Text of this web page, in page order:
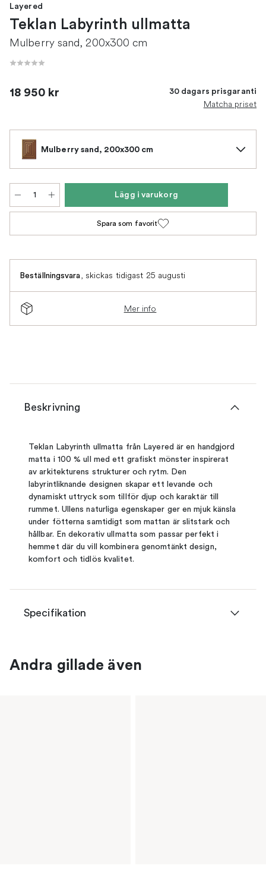
Layered
Teklan Labyrinth ullmatta
Mulberry sand, 200x300 cm
18 950 kr 30 dagars prisgaranti
Matcha priset
Mulberry sand, 200x300 cm
Lägg i varukorg
Spara som favorit
Beställningsvara, skickas tidigast 25 augusti
Mer info
Beskrivning
Teklan Labyrinth ullmatta från Layered är en handgjord
matta i 100 % ull med ett grafiskt mönster inspirerat
av arkitekturens strukturer och rytm. Den
labyrintliknande designen skapar ett levande och
dynamiskt uttryck som tillför djup och karaktär till
rummet. Ullens naturliga egenskaper ger en mjuk känsla
under fötterna samtidigt som mattan är slitstark och
hållbar. En dekorativ ullmatta som passar perfekt i
hemmet där du vill kombinera genomtänkt design,
komfort och tidlös kvalitet.
Specifikation
Andra gillade även